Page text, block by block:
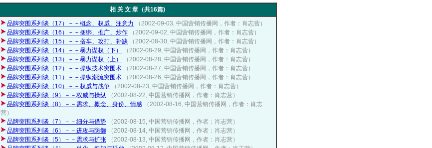
相 关 文 章（共16篇)
品牌突围系列谈（17）－－概念、权威、注意力
（2002-09-03, 中国营销传播网，作者：肖志营）
品牌突围系列谈（16）－－捆绑、推广、炒作
（2002-09-02, 中国营销传播网，作者：肖志营）
品牌突围系列谈（15）－－搭车、攻打、补缺
（2002-08-30, 中国营销传播网，作者：肖志营）
品牌突围系列谈（14）－－暴力谋权（下）
（2002-08-29, 中国营销传播网，作者：肖志营）
品牌突围系列谈（13）－－暴力谋权（上）
（2002-08-28, 中国营销传播网，作者：肖志营）
品牌突围系列谈（12）－－操纵技术突围术
（2002-08-27, 中国营销传播网，作者：肖志营）
品牌突围系列谈（11）－－操纵潮流突围术
（2002-08-26, 中国营销传播网，作者：肖志营）
品牌突围系列谈（10）－－权威与战争
（2002-08-23, 中国营销传播网，作者：肖志营）
品牌突围系列谈（9）－－权威与操纵
（2002-08-22, 中国营销传播网，作者：肖志营）
品牌突围系列谈（8）－－需求、概念、身份、情感
（2002-08-16, 中国营销传播网，作者：肖志
营）
品牌突围系列谈（7）－－细分与借势
（2002-08-15, 中国营销传播网，作者：肖志营）
品牌突围系列谈（6）－－进攻与防御
（2002-08-14, 中国营销传播网，作者：肖志营）
品牌突围系列谈（5）－－需求与扩张
（2002-08-13, 中国营销传播网，作者：肖志营）